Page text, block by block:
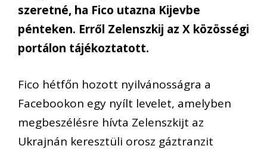
szeretné, ha Fico utazna Kijevbe
pénteken. Erről Zelenszkij az X közösségi
portálon tájékoztatott.
Fico hétfőn hozott nyilvánosságra a
Facebookon egy nyílt levelet, amelyben
megbeszélésre hívta Zelenszkijt az
Ukrajnán keresztüli orosz gáztranzit